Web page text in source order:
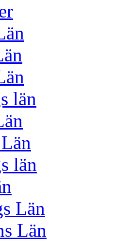
län
län
Län
Län